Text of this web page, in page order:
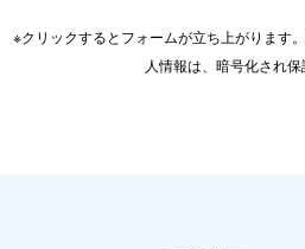
※クリックするとフォームが立ち上がります
人情報は、暗号化され保